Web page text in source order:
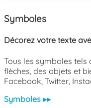
Symboles
Décorez votre texte
Tous les symboles tels
flèches, des objets et
Facebook, Twitter,
Symboles ▸▸